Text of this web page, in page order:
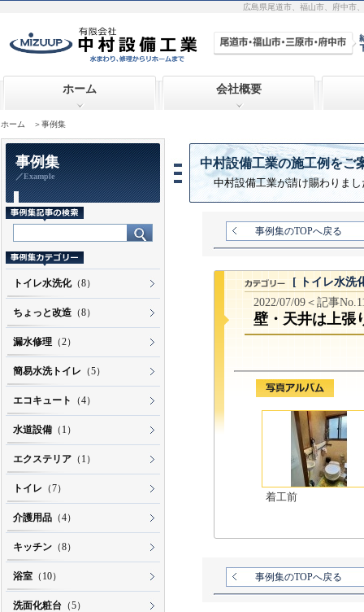
広島県尾道市、福山市、府中市
ホーム 会社概要
ホーム ＞事例集
事例集
／Example
中村設備工業の施工例をご
中村設備工業が請け賜わりま
事例集のTOPへ戻る
[ トイレ水洗
2022/07/09＜記事
壁・天井は上張
着工前
事例集のTOPへ戻る
トイレ水洗化（8）
ちょっと改造 （8）
漏水修理 （2）
簡易水洗トイレ （5）
エコキュート （4）
水道設備 （1）
エクステリア （1）
トイレ （7）
介護用品 （4）
キッチン （8）
浴室 （10）
洗面化粧台 （5）